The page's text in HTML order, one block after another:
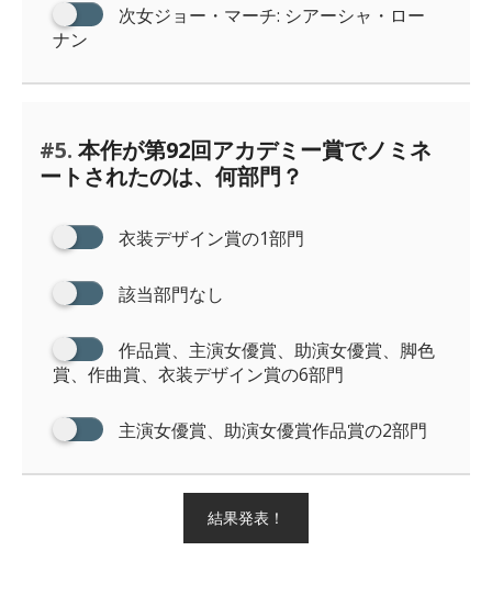
次女ジョー・マーチ: シアーシャ・ロー
ナン
#5. 本作が第92回アカデミー賞でノミネ
ートされたのは、何部門？
衣装デザイン賞の1部門
該当部門なし
作品賞、主演女優賞、助演女優賞、脚色
賞、作曲賞、衣装デザイン賞の6部門
主演女優賞、助演女優賞作品賞の2部門
結果発表！